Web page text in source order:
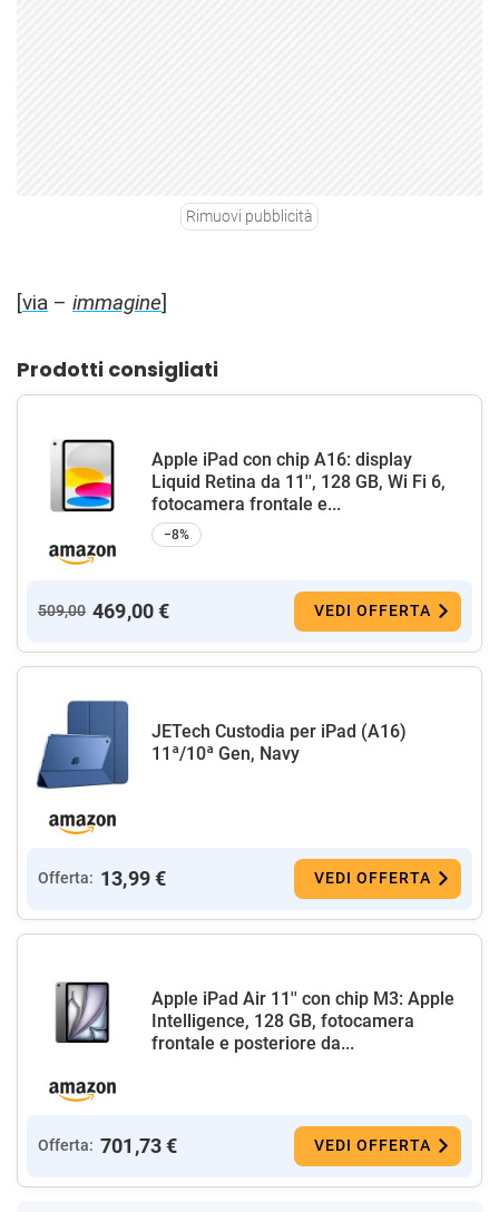
Rimuovi pubblicità
[via – immagine]
Prodotti consigliati
Apple iPad con chip A16: display
Liquid Retina da 11'', 128 GB, Wi Fi 6,
fotocamera frontale e...
−8%
509,00 469,00 € VEDI OFFERTA
JETech Custodia per iPad (A16)
11ª/10ª Gen, Navy
Offerta: 13,99 € VEDI OFFERTA
Apple iPad Air 11'' con chip M3: Apple
Intelligence, 128 GB, fotocamera
frontale e posteriore da...
Offerta: 701,73 € VEDI OFFERTA